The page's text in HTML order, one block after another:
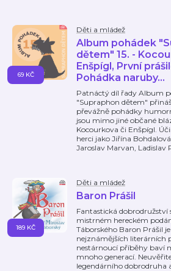
Děti a mládež
Album pohádek
dětem" 15. -
Enšpígl, První
Pohádka naruby...
Patnáctý díl řady Album
"Supraphon dětem"
převážně pohádky
jsou mimo jiné občané
Kocourkova či Enšpígl.
herci jako Jiřína
Jaroslav Marvan, Ladislav
69 KČ
Děti a mládež
Baron Prášil
Fantastická dobrodružství
mistrném hereckém
Táborského Baron Prášil
nejznámějších literárních
nestárnoucí příběhy baví
mnoho generací.
legendárního dobrodruha
189 KČ